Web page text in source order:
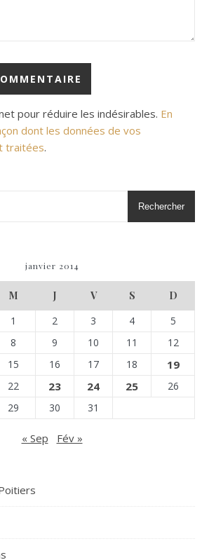
pour réduire les indésirables. En
dont les données de vos
traitées.
Rechercher
janvier 2014
M J V S
D
1
2 3 4
5
8 9 10 11
12
15 16 17 18
19
22 23 24 25 26
29 30 31
« Sep Fév »